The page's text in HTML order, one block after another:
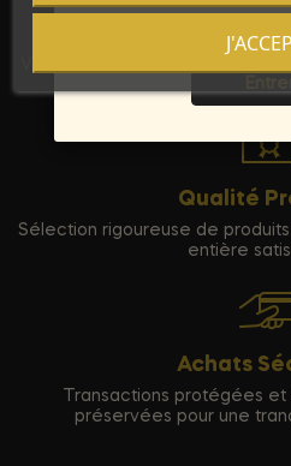
Discrétion
Qualité
Sélection rigoureuse de
entière
Achats
Transactions protégées
préservées pour une